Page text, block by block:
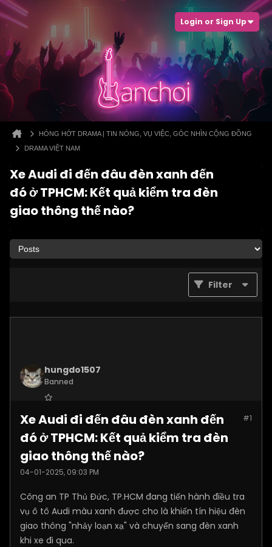
Login or Sign Up
HÓNG HỚT DRAMA | TIN NÓNG, VỤ VIỆC, GÓC NHÌN CỘNG ĐỒNG
DRAMA VIỆT NAM
Xe Audi đi đến đâu đèn xanh đến
đó ở TPHCM: Kết quả kiểm tra đèn
giao thông thế nào?
Filter
hungdo1507
Banned
Posts: 3873 #1
Xe Audi đi đến đâu đèn xanh đến
đó ở TPHCM: Kết quả kiểm tra đèn
giao thông thế nào?
04-01-2025, 09:03 PM
Công an TP Thủ Đức, TP.HCM đang tiến hành điều tra
vụ ô tô Audi màu xanh được cho là khiến tín hiệu đèn
giao thông "nhảy loạn xạ" và chuyển sang đèn xanh
khi xe đi qua.